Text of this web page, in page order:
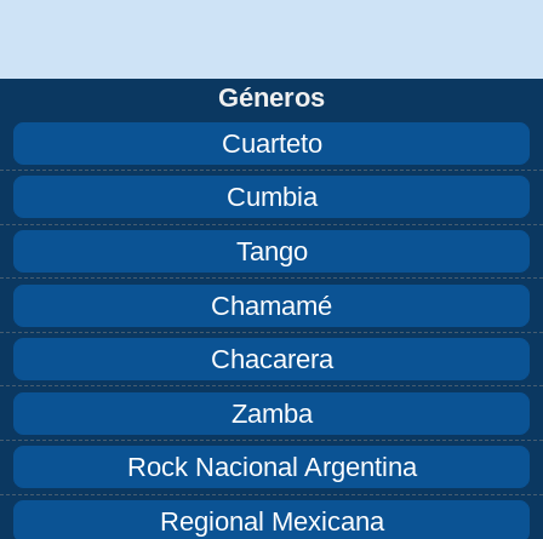
Géneros
Cuarteto
Cumbia
Tango
Chamamé
Chacarera
Zamba
Rock Nacional Argentina
Regional Mexicana